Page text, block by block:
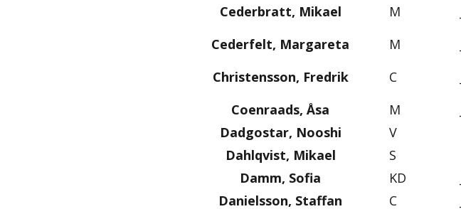
Cederbratt, Mikael
M
Cederfelt, Margareta
M
Christensson, Fredrik
C
Coenraads, Åsa
M
Dadgostar, Nooshi
V
Dahlqvist, Mikael
S
Damm, Sofia
KD
Danielsson, Staffan
C